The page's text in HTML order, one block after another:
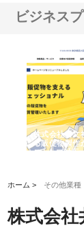
ビジネス
株式会社耕文
る販促物製作
ストップ対応
ホーム > その他業種
株式会社